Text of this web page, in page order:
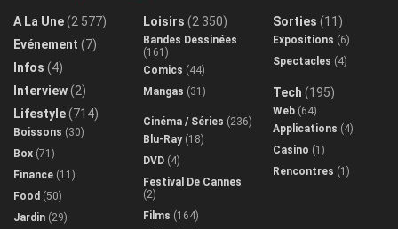
A La Une(2 577)
Evénement (7)
Infos (4)
Interview(2)
Lifestyle(714)
Boissons (30)
Box (71)
Finance (11)
Food (50)
Jardin (29)
Loisirs (2 350)
Bandes Dessinées
(161)
Comics (44)
Mangas (31)
Cinéma / Séries (236)
Blu-Ray(18)
DVD (4)
Festival De Cannes
(2)
Films (164)
Sorties (11)
Expositions (6)
Spectacles (4)
Tech (195)
Web (64)
Applications (4)
Casino (1)
Rencontres (1)